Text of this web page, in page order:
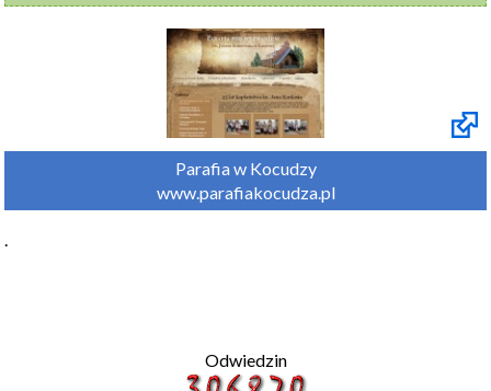
Parafia w Kocudzy
www.parafiakocudza.pl
.
Odwiedzin